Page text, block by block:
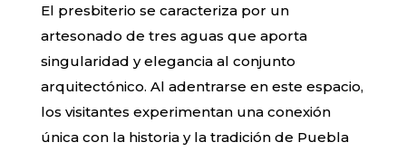
El presbiterio se caracteriza por un
artesonado de tres aguas que aporta
singularidad y elegancia al conjunto
arquitectónico. Al adentrarse en este espacio,
los visitantes experimentan una conexión
única con la historia y la tradición de Puebla